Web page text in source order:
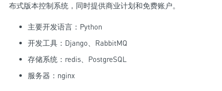
布式版本控制系统，同时提供商业计划和免费账户。
主要开发语言：Python
开发工具：Django、RabbitMQ
存储系统：redis、PostgreSQL
服务器：nginx